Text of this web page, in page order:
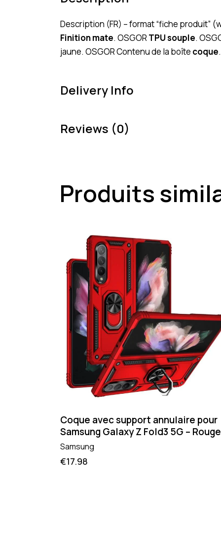
Description (FR) – format “fiche produit”
Finition mate. OSGORTPU souple.
jaune. OSGOR Contenu de la boîte coque.
Delivery Info
Reviews (0)
Produits
Coque avec support annulaire pour
Samsung Galaxy Z Fold3 5G – Rouge
Samsung
€17.98